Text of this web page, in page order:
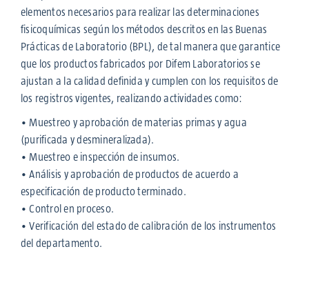
elementos necesarios para realizar las determinaciones
fisicoquímicas según los métodos descritos en las Buenas
Prácticas de Laboratorio (BPL), de tal manera que garantice
que los productos fabricados por Difem Laboratorios se
ajustan a la calidad definida y cumplen con los requisitos de
los registros vigentes, realizando actividades como:
• Muestreo y aprobación de materias primas y agua
(purificada y desmineralizada).
• Muestreo e inspección de insumos.
• Análisis y aprobación de productos de acuerdo a
especificación de producto terminado.
• Control en proceso.
• Verificación del estado de calibración de los instrumentos
del departamento.